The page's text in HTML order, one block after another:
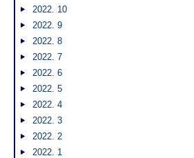
2022. 10
2022. 9
2022. 8
2022. 7
2022. 6
2022. 5
2022. 4
2022. 3
2022. 2
2022. 1